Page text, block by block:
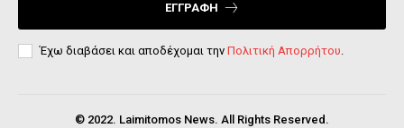
ΕΓΓΡΑΦΉ
Έχω διαβάσει και αποδέχομαι την Πολιτική Απορρήτου.
© 2022. Laimitomos News. All Rights Reserved.